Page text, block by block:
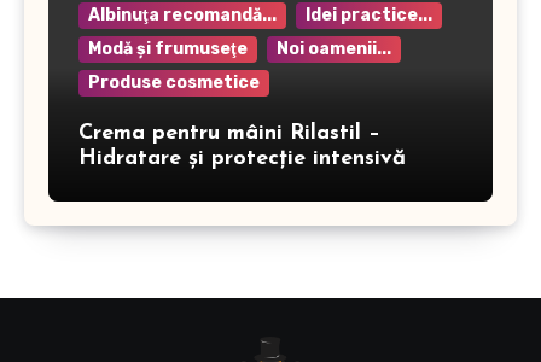
Albinuţa recomandă...
Idei practice...
Modă şi frumuseţe
Noi oamenii...
Produse cosmetice
Crema pentru mâini Rilastil –
Hidratare și protecție intensivă